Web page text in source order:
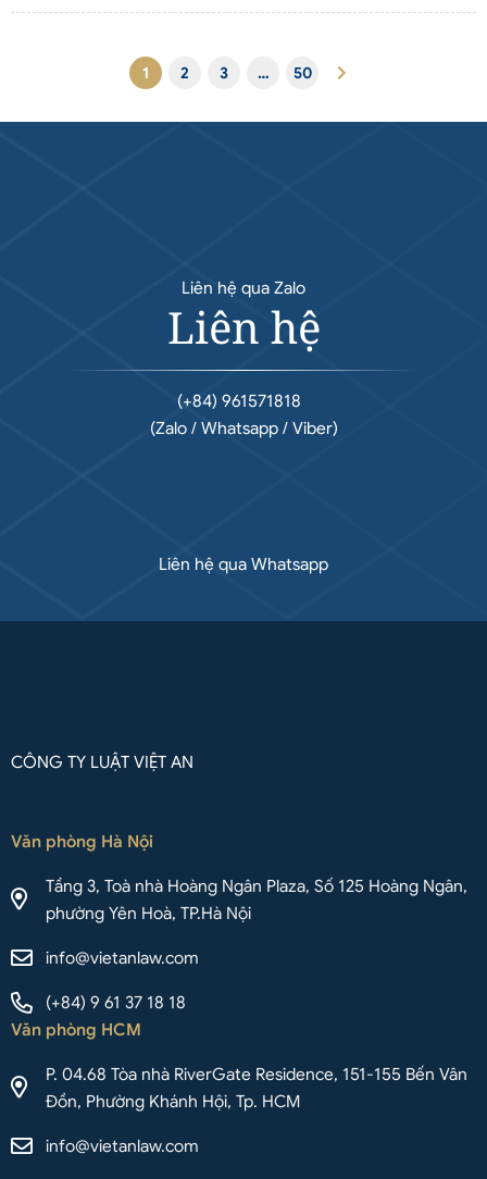
1 2 3 … 50
Liên hệ qua Zalo
Liên hệ
(+84) 961571818
(Zalo / Whatsapp / Viber)
Liên hệ qua Whatsapp
CÔNG TY LUẬT VIỆT AN
Văn phòng Hà Nội
Tầng 3, Toà nhà Hoàng Ngân Plaza, Số 125 Hoàng Ngân,
phường Yên Hoà, TP.Hà Nội
info@vietanlaw.com
(+84) 9 61 37 18 18
Văn phòng HCM
P. 04.68 Tòa nhà RiverGate Residence, 151-155 Bến Vân
Đồn, Phường Khánh Hội, Tp. HCM
info@vietanlaw.com